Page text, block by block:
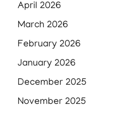
April 2026
March 2026
February 2026
January 2026
December 2025
November 2025